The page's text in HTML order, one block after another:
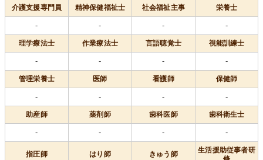
介護支援専門員 精神保健福祉士 社会福祉主事 栄養士
- - - -
理学療法士 作業療法士 言語聴覚士 視能訓練士
- - - -
管理栄養士 医師 看護師 保健師
- - - -
助産師 薬剤師 歯科医師 歯科衛生士
- - - -
指圧師 はり師 きゅう師
生活援助従事者研